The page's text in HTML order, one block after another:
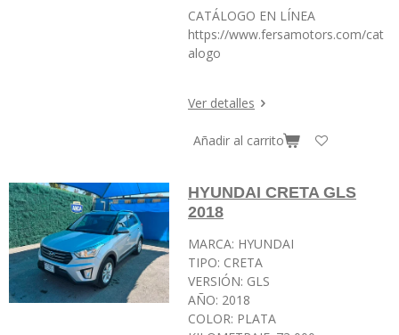
CATÁLOGO EN LÍNEA
https://www.fersamotors.com/cat
alogo
Ver detalles
Añadir al carrito
HYUNDAI CRETA GLS
2018
MARCA: HYUNDAI
TIPO: CRETA
VERSIÓN: GLS
AÑO: 2018
COLOR: PLATA